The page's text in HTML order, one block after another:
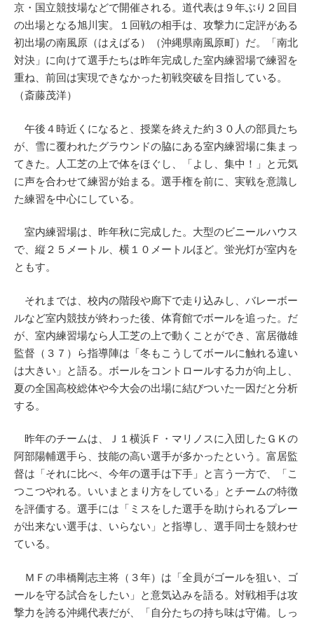
京・国立競技場などで開催される。道代表は９年ぶり２回目
の出場となる旭川実。１回戦の相手は、攻撃力に定評がある
初出場の南風原（はえばる）（沖縄県南風原町）だ。「南北
対決」に向けて選手たちは昨年完成した室内練習場で練習を
重ね、前回は実現できなかった初戦突破を目指している。
（斎藤茂洋）
午後４時近くになると、授業を終えた約３０人の部員たち
が、雪に覆われたグラウンドの脇にある室内練習場に集まっ
てきた。人工芝の上で体をほぐし、「よし、集中！」と元気
に声を合わせて練習が始まる。選手権を前に、実戦を意識し
た練習を中心にしている。
室内練習場は、昨年秋に完成した。大型のビニールハウス
で、縦２５メートル、横１０メートルほど。蛍光灯が室内を
ともす。
それまでは、校内の階段や廊下で走り込みし、バレーボー
ルなど室内競技が終わった後、体育館でボールを追った。だ
が、室内練習場なら人工芝の上で動くことができ、富居徹雄
監督（３７）ら指導陣は「冬もこうしてボールに触れる違い
は大きい」と語る。ボールをコントロールする力が向上し、
夏の全国高校総体や今大会の出場に結びついた一因だと分析
する。
昨年のチームは、Ｊ１横浜Ｆ・マリノスに入団したＧＫの
阿部陽輔選手ら、技能の高い選手が多かったという。富居監
督は「それに比べ、今年の選手は下手」と言う一方で、「こ
つこつやれる。いいまとまり方をしている」とチームの特徴
を評価する。選手には「ミスをした選手を助けられるプレー
が出来ない選手は、いらない」と指導し、選手同士を競わせ
ている。
ＭＦの串橋剛志主将（３年）は「全員がゴールを狙い、ゴ
ールを守る試合をしたい」と意気込みを語る。対戦相手は攻
撃力を誇る沖縄代表だが、「自分たちの持ち味は守備。しっ